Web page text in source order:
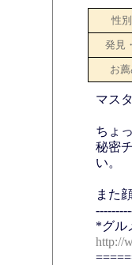
性
発見
お
マス
ちょ
秘密
い。
また
*グル
http://